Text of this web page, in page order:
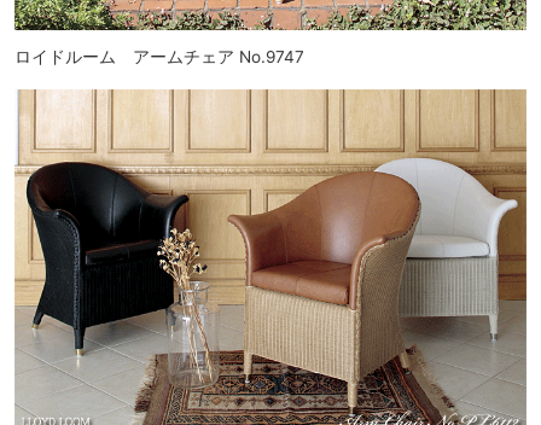
ロイドルーム アームチェア No.9747